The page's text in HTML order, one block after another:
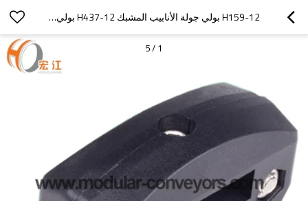
H159-12 بولي جولة الأنابيب المشبك H437-12 بولي مربع أنابيب دليل السكك الحديدية المشبك قابل للتعديل
1
/
5